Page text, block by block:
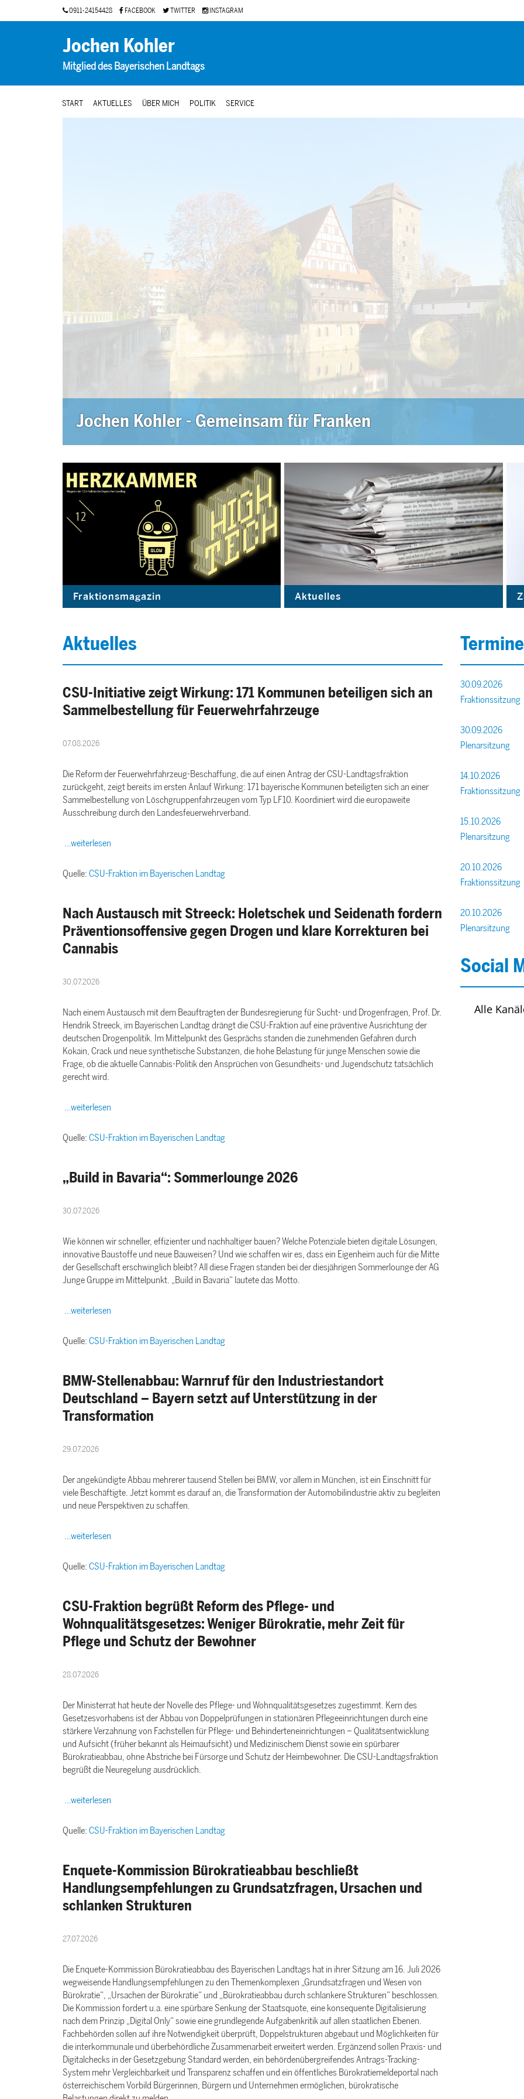
0911-24154428 FACEBOOK TWITTER INSTAGRAM
Jochen Kohler
Mitglied des Bayerischen Landtags
START AKTUELLES ÜBER MICH POLITIK SERVICE
Jochen Kohler - Gemeinsam für Franken
Fraktionsmagazin Aktuelles
Aktuelles
CSU-Initiative zeigt Wirkung: 171 Kommunen beteiligen sich an
Sammelbestellung für Feuerwehrfahrzeuge
07.08.2026
Die Reform der Feuerwehrfahrzeug-Beschaffung, die auf einen Antrag der CSU-Landtagsfraktion
zurückgeht, zeigt bereits im ersten Anlauf Wirkung: 171 bayerische Kommunen beteiligten sich an einer
Sammelbestellung von Löschgruppenfahrzeugen vom Typ LF10. Koordiniert wird die europaweite
Ausschreibung durch den Landesfeuerwehrverband.
...weiterlesen
Quelle: CSU-Fraktion im Bayerischen Landtag
Nach Austausch mit Streeck: Holetschek und Seidenath fordern
Präventionsoffensive gegen Drogen und klare Korrekturen bei
Cannabis
30.07.2026
Nach einem Austausch mit dem Beauftragten der Bundesregierung für Sucht- und Drogenfragen, Prof. Dr.
Hendrik Streeck, im Bayerischen Landtag drängt die CSU-Fraktion auf eine präventive Ausrichtung der
deutschen Drogenpolitik. Im Mittelpunkt des Gesprächs standen die zunehmenden Gefahren durch
Kokain, Crack und neue synthetische Substanzen, die hohe Belastung für junge Menschen sowie die
Frage, ob die aktuelle Cannabis-Politik den Ansprüchen von Gesundheits- und Jugendschutz tatsächlich
gerecht wird.
...weiterlesen
Quelle: CSU-Fraktion im Bayerischen Landtag
Build in Bavaria“: Sommerlounge 2026
30.07.2026
Wie können wir schneller, effizienter und nachhaltiger bauen? Welche Potenziale bieten digitale Lösungen,
innovative Baustoffe und neue Bauweisen? Und wie schaffen wir es, dass ein Eigenheim auch für die Mitte
der Gesellschaft erschwinglich bleibt? All diese Fragen standen bei der diesjährigen Sommerlounge der AG
Junge Gruppe im Mittelpunkt. „Build in Bavaria“ lautete das Motto.
...weiterlesen
Quelle: CSU-Fraktion im Bayerischen Landtag
BMW-Stellenabbau: Warnruf für den Industriestandort
Deutschland – Bayern setzt auf Unterstützung in der
Transformation
29.07.2026
Der angekündigte Abbau mehrerer tausend Stellen bei BMW, vor allem in München, ist ein Einschnitt für
viele Beschäftigte. Jetzt kommt es darauf an, die Transformation der Automobilindustrie aktiv zu begleiten
und neue Perspektiven zu schaffen.
...weiterlesen
Quelle: CSU-Fraktion im Bayerischen Landtag
CSU-Fraktion begrüßt Reform des Pflege- und
Wohnqualitätsgesetzes: Weniger Bürokratie, mehr Zeit für
Pflege und Schutz der Bewohner
28.07.2026
Der Ministerrat hat heute der Novelle des Pflege- und Wohnqualitätsgesetzes zugestimmt. Kern des
Gesetzesvorhabens ist der Abbau von Doppelprüfungen in stationären Pflegeeinrichtungen durch eine
stärkere Verzahnung von Fachstellen für Pflege- und Behinderteneinrichtungen – Qualitätsentwicklung
und Aufsicht (früher bekannt als Heimaufsicht) und Medizinischem Dienst sowie ein spürbarer
Bürokratieabbau, ohne Abstriche bei Fürsorge und Schutz der Heimbewohner. Die CSU-Landtagsfraktion
begrüßt die Neuregelung ausdrücklich.
...weiterlesen
Quelle: CSU-Fraktion im Bayerischen Landtag
Enquete-Kommission Bürokratieabbau beschließt
Handlungsempfehlungen zu Grundsatzfragen, Ursachen und
schlanken Strukturen
27.07.2026
Die Enquete-Kommission Bürokratieabbau des Bayerischen Landtags hat in ihrer Sitzung am 16. Juli 2026
wegweisende Handlungsempfehlungen zu den Themenkomplexen „Grundsatzfragen und Wesen von
Bürokratie“, „Ursachen der Bürokratie“ und „Bürokratieabbau durch schlankere Strukturen“ beschlossen.
Die Kommission fordert u.a. eine spürbare Senkung der Staatsquote, eine konsequente Digitalisierung
nach dem Prinzip „Digital Only“ sowie eine grundlegende Aufgabenkritik auf allen staatlichen Ebenen.
Fachbehörden sollen auf ihre Notwendigkeit überprüft, Doppelstrukturen abgebaut und Möglichkeiten für
die interkommunale und überbehördliche Zusammenarbeit erweitert werden. Ergänzend sollen Praxis- und
Digitalchecks in der Gesetzgebung Standard werden, ein behördenübergreifendes Antrags-Tracking-
System mehr Vergleichbarkeit und Transparenz schaffen und ein öffentliches Bürokratiemeldeportal nach
österreichischem Vorbild Bürgerinnen, Bürgern und Unternehmen ermöglichen, bürokratische
Termine
30.09.2026
Fraktionssitzung
30.09.2026
Plenarsitzung
14.10.2026
Fraktionssitzung
15.10.2026
Plenarsitzung
20.10.2026
Fraktionssitzung
20.10.2026
Plenarsitzung
Social
Alle